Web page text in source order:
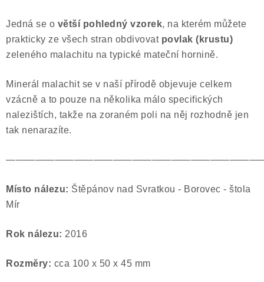
Formulář pro odstoupení od smlouvy
Jedná se o větší pohledný vzorek, na kterém můžete
prakticky ze všech stran obdivovat povlak (krustu)
zeleného malachitu na typické mateční hornině.
Minerál malachit se v naší přírodě objevuje celkem
vzácně a to pouze na několika málo specifických
nalezištích, takže na zoraném poli na něj rozhodně jen
tak nenarazíte.
Místo nálezu: Štěpánov nad Svratkou - Borovec - štola
Mír
Rok nálezu: 2016
Rozměry: cca 100 x 50 x 45 mm